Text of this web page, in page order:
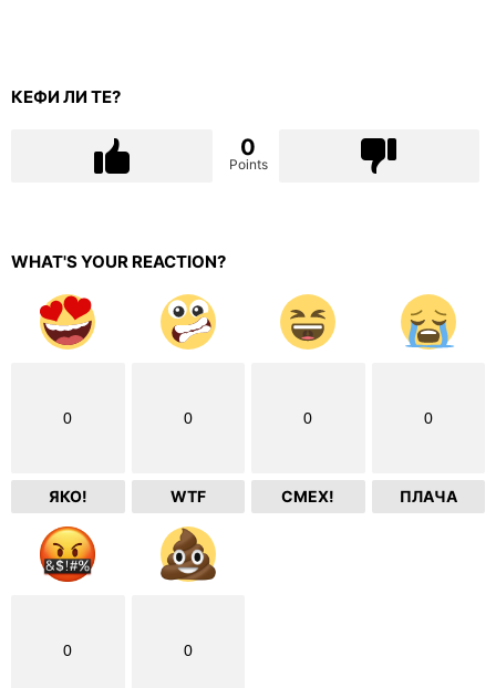
КЕФИ ЛИ ТЕ?
0
Points
WHAT'S YOUR REACTION?
0
ЯКО!
0
WTF
0
СМЕХ!
0
ПЛАЧА
0 0